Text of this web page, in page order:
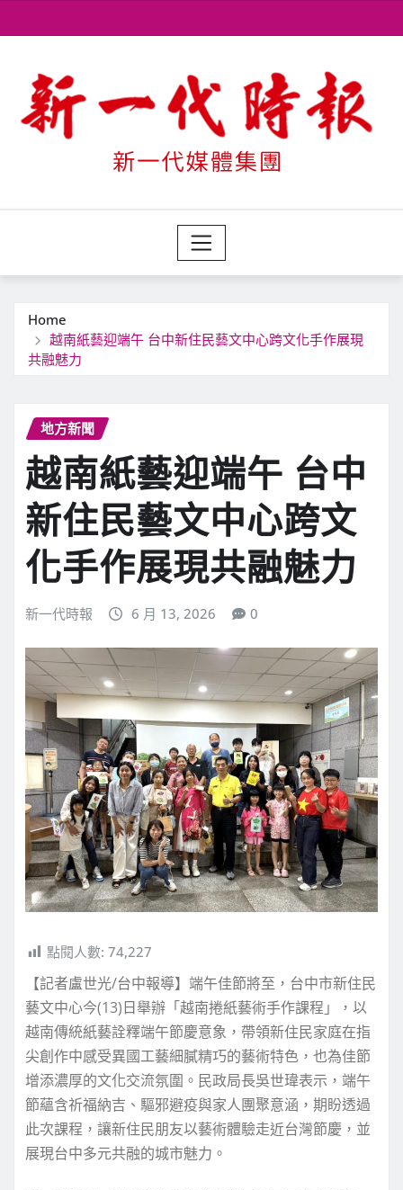
to
Home
越南紙藝迎端午 台中新住民藝文中心跨文化手作展現
共融魅力
地方新聞
越南紙藝迎端午 台中
新住民藝文中心跨文
化手作展現共融魅力
新一代時報 6 月 13, 2026 0
點閱人數: 74,227
【記者盧世光/台中報導】端午佳節將至，台中市新住民
藝文中心今(13)日舉辦「越南捲紙藝術手作課程」，以
越南傳統紙藝詮釋端午節慶意象，帶領新住民家庭在指
尖創作中感受異國工藝細膩精巧的藝術特色，也為佳節
增添濃厚的文化交流氛圍。民政局長吳世瑋表示，端午
節蘊含祈福納吉、驅邪避疫與家人團聚意涵，期盼透過
此次課程，讓新住民朋友以藝術體驗走近台灣節慶，並
展現台中多元共融的城市魅力。